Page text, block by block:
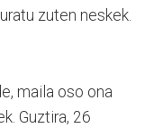
zuten neskek.
maila oso ona
Guztira, 26